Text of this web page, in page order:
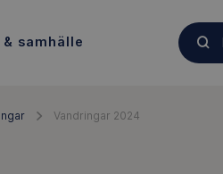
& samhälle
Vandringar 2024